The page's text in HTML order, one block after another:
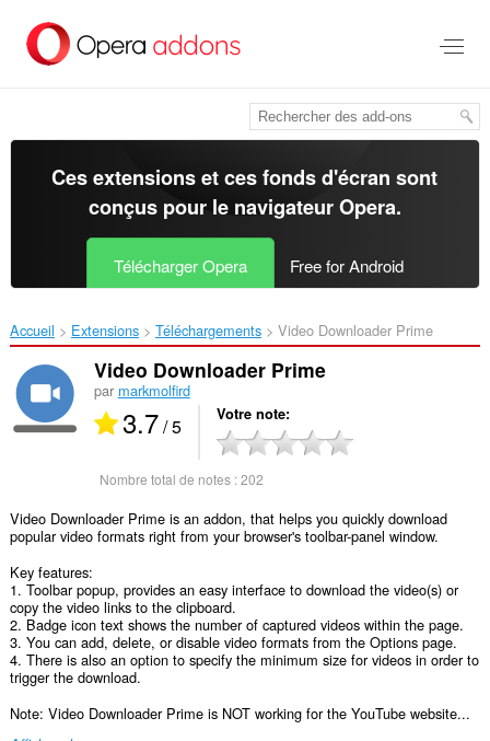
contenu
Ces extensions et ces fonds d'écran sont
conçus pour le navigateur Opera.
Télécharger Opera Free for Android
Accueil Extensions Téléchargements Video Downloader Prime‎
Video Downloader Prime
par markmolfird
3.7/ 5 Votre note
Nombre total de notes :202
Video Downloader Prime is an addon, that helps you quickly download
popular video formats right from your browser's toolbar-panel window.
Key features:
1. Toolbar popup, provides an easy interface to download the video(s) or
copy the video links to the clipboard.
2. Badge icon text shows the number of captured videos within the page.
3. You can add, delete, or disable video formats from the Options page.
4. There is also an option to specify the minimum size for videos in order to
trigger the download.
Note: Video Downloader Prime is NOT working for the YouTube website...